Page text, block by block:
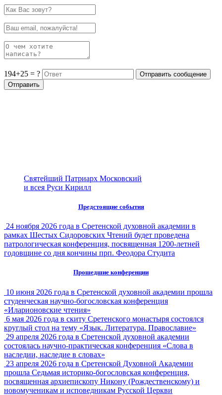
194+25 = ?
Святейший Патриарх Московский
и всея Руси Кирилл
Предстоящие события
24 ноября 2026 года в Сретенской духовной академии в
рамках Шестых Сидоровских Чтений будет проведена
патрологическая конференция, посвященная 1200-летней
годовщине со дня кончины прп. Феодора Студита
Прошедшие конференции
10 июня 2026 года в Сретенской духовной академии прошла
студенческая научно-богословская конференция
«Иларионовские чтения»
6 мая 2026 года в скиту Сретенского монастыря состоялся
круглый стол на тему «Язык. Литература. Православие»
29 апреля 2026 года в Сретенской духовной академии
состоялась научно-практическая конференция «Слова в
наследии, наследие в словах»
23 апреля 2026 года в Сретенской Духовной Академии
прошла Седьмая историко-богословская конференция,
посвященная архиепископу Никону (Рождественскому) и
новомученикам и исповедникам Русской Церкви